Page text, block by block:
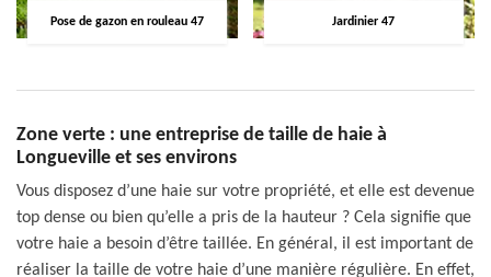
Pose de gazon en rouleau 47 Jardinier 47
Zone verte : une entreprise de taille de haie à
Longueville et ses environs
Vous disposez d’une haie sur votre propriété, et elle est devenue
top dense ou bien qu’elle a pris de la hauteur ? Cela signifie que
votre haie a besoin d’être taillée. En général, il est important de
réaliser la taille de votre haie d’une manière régulière. En effet,